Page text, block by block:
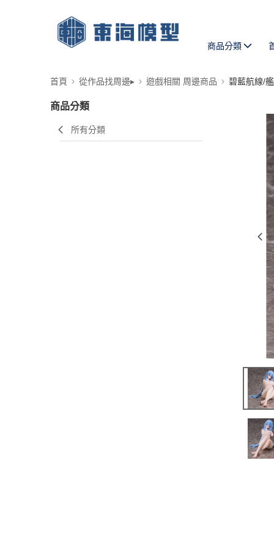
商品分類
首頁 從作品找周邊▸ 遊戲相關 周邊商品 碧藍航線/
商品分類
所有分類